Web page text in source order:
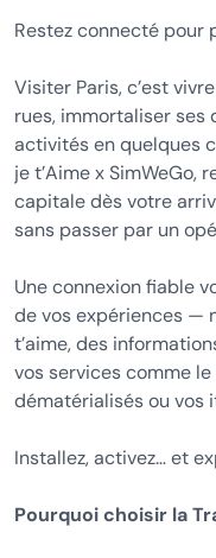
Restez connecté pour
Visiter Paris, c’est
rues, immortaliser ses
activités en quelques
je t’Aime x SimWeGo,
capitale dès votre
sans passer par un
Une connexion fiable
de vos expériences —
t’aime, des
vos services comme
dématérialisés ou vos
Installez, activez… et
Pourquoi choisir la